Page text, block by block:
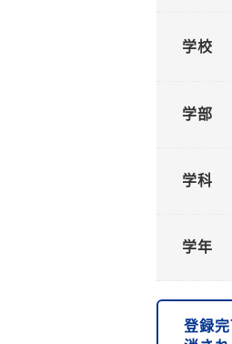
学校
学部
学科
学年
登録